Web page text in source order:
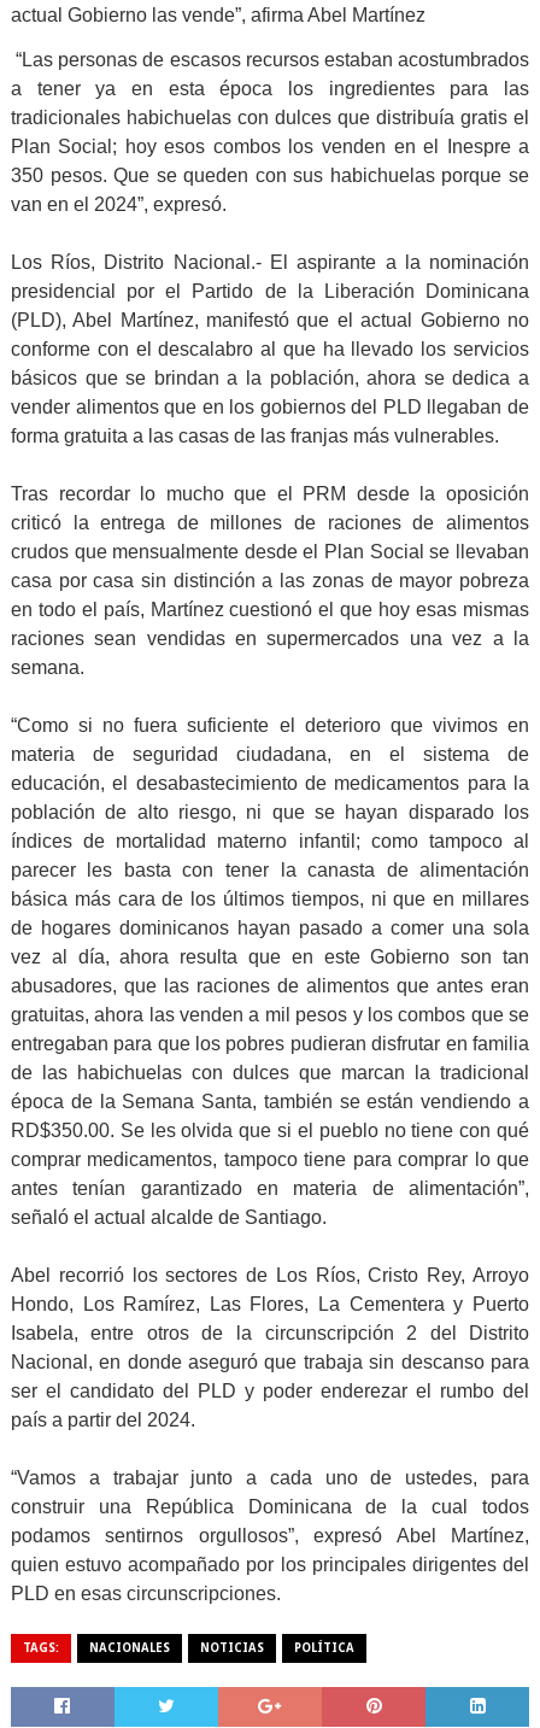
actual Gobierno las vende”, afirma Abel Martínez
“Las personas de escasos recursos estaban acostumbrados
a tener ya en esta época los ingredientes para las
tradicionales habichuelas con dulces que distribuía gratis el
Plan Social; hoy esos combos los venden en el Inespre a
350 pesos. Que se queden con sus habichuelas porque se
van en el 2024”, expresó.
Los Ríos, Distrito Nacional.- El aspirante a la nominación
presidencial por el Partido de la Liberación Dominicana
(PLD), Abel Martínez, manifestó que el actual Gobierno no
conforme con el descalabro al que ha llevado los servicios
básicos que se brindan a la población, ahora se dedica a
vender alimentos que en los gobiernos del PLD llegaban de
forma gratuita a las casas de las franjas más vulnerables.
Tras recordar lo mucho que el PRM desde la oposición
criticó la entrega de millones de raciones de alimentos
crudos que mensualmente desde el Plan Social se llevaban
casa por casa sin distinción a las zonas de mayor pobreza
en todo el país, Martínez cuestionó el que hoy esas mismas
raciones sean vendidas en supermercados una vez a la
semana.
“Como si no fuera suficiente el deterioro que vivimos en
materia de seguridad ciudadana, en el sistema de
educación, el desabastecimiento de medicamentos para la
población de alto riesgo, ni que se hayan disparado los
índices de mortalidad materno infantil; como tampoco al
parecer les basta con tener la canasta de alimentación
básica más cara de los últimos tiempos, ni que en millares
de hogares dominicanos hayan pasado a comer una sola
vez al día, ahora resulta que en este Gobierno son tan
abusadores, que las raciones de alimentos que antes eran
gratuitas, ahora las venden a mil pesos y los combos que se
entregaban para que los pobres pudieran disfrutar en familia
de las habichuelas con dulces que marcan la tradicional
época de la Semana Santa, también se están vendiendo a
RD$350.00. Se les olvida que si el pueblo no tiene con qué
comprar medicamentos, tampoco tiene para comprar lo que
antes tenían garantizado en materia de alimentación”,
señaló el actual alcalde de Santiago.
Abel recorrió los sectores de Los Ríos, Cristo Rey, Arroyo
Hondo, Los Ramírez, Las Flores, La Cementera y Puerto
Isabela, entre otros de la circunscripción 2 del Distrito
Nacional, en donde aseguró que trabaja sin descanso para
ser el candidato del PLD y poder enderezar el rumbo del
país a partir del 2024.
“Vamos a trabajar junto a cada uno de ustedes, para
construir una República Dominicana de la cual todos
podamos sentirnos orgullosos”, expresó Abel Martínez,
quien estuvo acompañado por los principales dirigentes del
PLD en esas circunscripciones.
TAGS: NACIONALES NOTICIAS POLÍTICA